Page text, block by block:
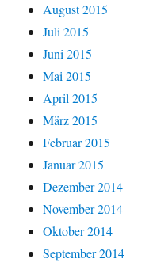
August 2015
Juli 2015
Juni 2015
Mai 2015
April 2015
März 2015
Februar 2015
Januar 2015
Dezember 2014
November 2014
Oktober 2014
September 2014